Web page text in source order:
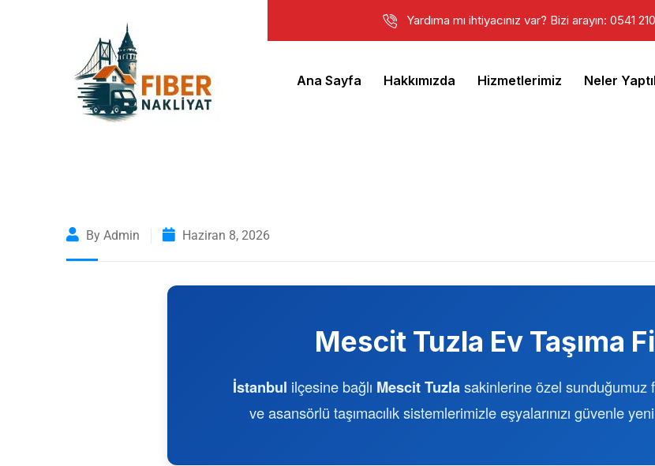
Yardıma mı ihtiyacınız var? Bizi arayın: 0541
Ana Sayfa Hakkımızda Hizmetlerimiz Neler
By Admin Haziran 8, 2026
Mescit Tuzla Ev Taşıma
İstanbul ilçesine bağlı Mescit Tuzla sakinlerine özel sunduğumuz
ve asansörlü taşımacılık sistemlerimizle eşyalarınızı güvenle